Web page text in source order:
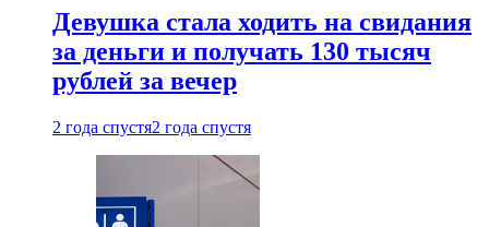
Девушка стала ходить на свидания
за деньги и получать 130 тысяч
рублей за вечер
2 года спустя2 года спустя